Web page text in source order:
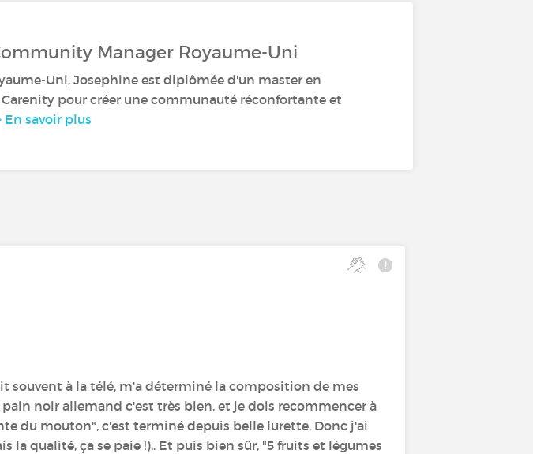
Manager Royaume-Uni
Uni, Josephine est diplômée d'un master en
pour créer une communauté réconfortante et
En savoir plus
à la télé, m'a déterminé la composition de mes
noir allemand c'est très bien, et je dois recommencer à
du mouton", c'est terminé depuis belle lurette. Donc j'ai
qualité, ça se paie !).. Et puis bien sûr, "5 fruits et légumes